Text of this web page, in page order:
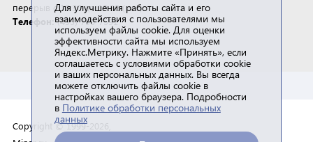
перерыв с 12:30 до 13:30 (мск)
Телефон: (495) 790-7591
Copyright © 1999-2026,
Для улучшения работы сайта и его
взаимодействия с пользователями мы
используем файлы cookie. Для оценки
эффективности сайта мы используем
Яндекс.Метрику. Нажмите «Принять», если
соглашаетесь с условиями обработки cookie
и ваших персональных данных. Вы всегда
можете отключить файлы cookie в
настройках вашего браузера. Подробности
в Политике обработки персональных
данных